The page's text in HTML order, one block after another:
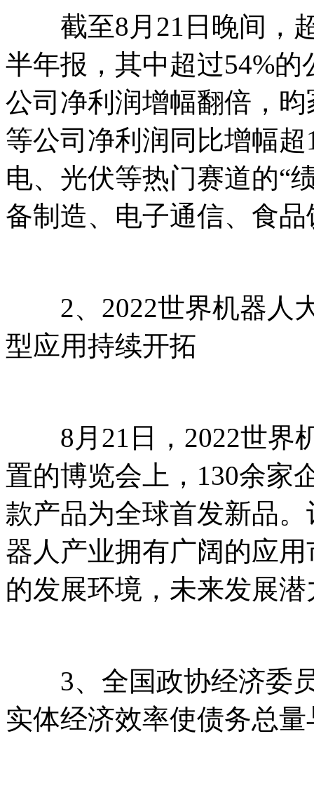
截至8月21日晚间，超
半年报，其中超过54%
公司净利润增幅翻倍，
等公司净利润同比增幅
电、光伏等热门赛道的“
备制造、电子通信、食
2、2022世界机器人
型应用持续开拓
8月21日，2022世界
置的博览会上，130余家
款产品为全球首发新品
器人产业拥有广阔的应
的发展环境，未来发展
3、全国政协经济委员
实体经济效率使债务总